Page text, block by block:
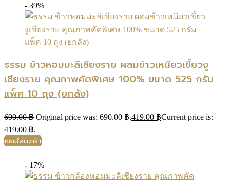
- 39%
ธรรม ข้าวหอมมะลิเชียงราย ผสมข้าวเหนียวเขี้ยวงู
เชียงราย คุณภาพคัดพิเศษ 100% ขนาด 525 กรัม
แพ็ค 10 ถุง (ยกลัง)
690.00฿ Original price was: 690.00 ฿.419.00 ฿Current price is:
419.00 ฿.
หยิบใส่ตะกร้า
- 17%